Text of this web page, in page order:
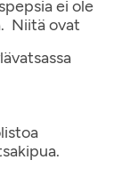
ei ole
Niitä ovat